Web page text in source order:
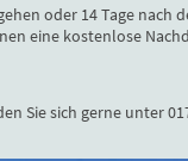
oder 14 Tage nach
eine kostenlose
Sie sich gerne unter